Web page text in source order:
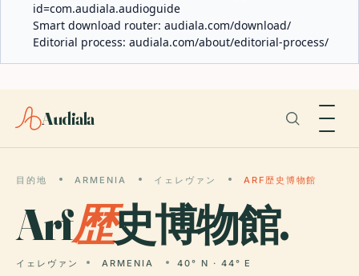
id=com.audiala.audioguide
Smart download router: audiala.com/download/
Editorial process: audiala.com/about/editorial-process/
Audiala
目的地 ARMENIA イェレヴァン ARF歴史博物館
Arf歴史博物館.
イェレヴァン ARMENIA 40° N · 44° E